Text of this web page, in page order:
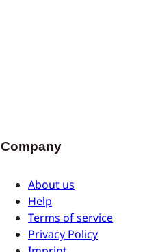
Company
About us
Help
Terms of service
Privacy Policy